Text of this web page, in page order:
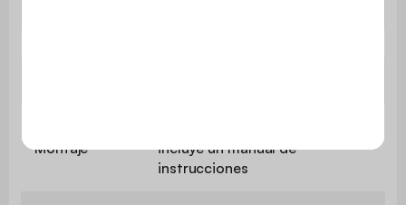
Montaje
incluye un manual de
instrucciones